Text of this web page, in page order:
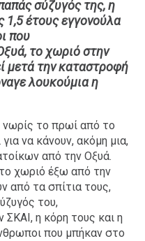
σύζυγός της, η
1,5 έτους εγγονούλα
που
το χωριό στην
μετά την καταστροφή
λουκούμια η
το πρωί από το
να κάνουν, ακόμη μια,
από την Οξυά.
χωριό έξω από την
από τα σπίτια τους,
του,
η κόρη τους και η
που μπήκαν στο